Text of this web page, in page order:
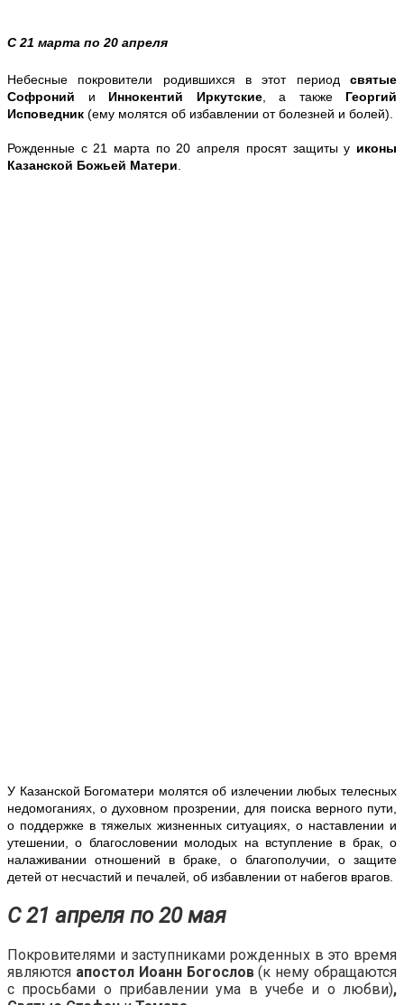
С 21 марта по 20 апреля
Небесные покровители родившихся в этот период святые
Софроний и Иннокентий Иркутские, а также Георгий
Исповедник (ему молятся об избавлении от болезней и болей).
Рожденные с 21 марта по 20 апреля просят защиты у иконы
Казанской Божьей Матери
У Казанской Богоматери молятся об излечении любых телесных
недомоганиях, о духовном прозрении, для поиска верного пути,
о поддержке в тяжелых жизненных ситуациях, о наставлении и
утешении, о благословении молодых на вступление в брак, о
налаживании отношений в браке, о благополучии, о защите
детей от несчастий и печалей, об избавлении от набегов врагов.
С 21 апреля по 20 мая
Покровителями и заступниками рожденных в это время
являются апостол Иоанн Богослов(к нему обращаются
с просьбами о прибавлении ума в учебе и о любви),